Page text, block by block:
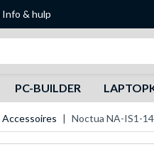
Info & hulp
PC-BUILDER
Accessoires Noctua NA-IS1-